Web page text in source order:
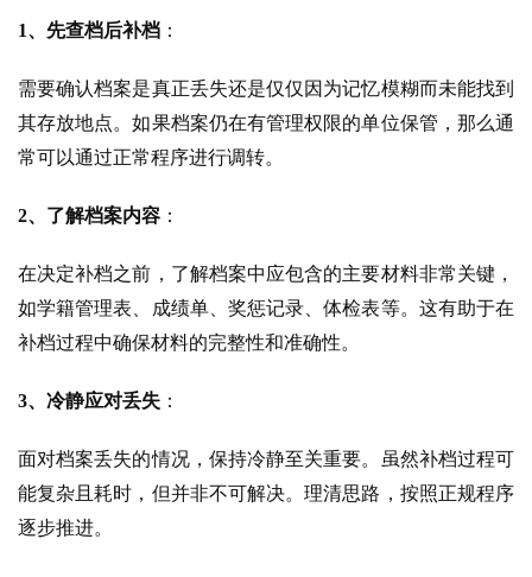
1、先查档后补档 ：
需要确认档案是真正丢失还是仅仅因为记忆模糊而未能找到
其存放地点。如果档案仍在有管理权限的单位保管，那么通
常可以通过正常程序进行调转。
2、 了解档案内容 ：
在决定补档之前，了解档案中应包含的主要材料非常关键，
如学籍管理表、成绩单、奖惩记录、体检表等。这有助于在
补档过程中确保材料的完整性和准确性。
3、冷静应对丢失 ：
面对档案丢失的情况，保持冷静至关重要。虽然补档过程可
能复杂且耗时，但并非不可解决。理清思路，按照正规程序
逐步推进。